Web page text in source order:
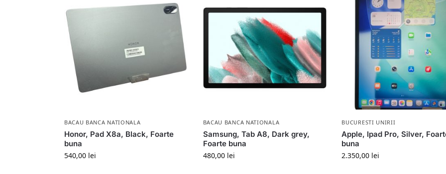
BACAU BANCA NATIONALA
Honor, Pad X8a, Black, Foarte
buna
540,00 lei
BACAU BANCA NATIONALA
Samsung, Tab A8, Dark grey,
Foarte buna
480,00 lei
BUCURESTI UNIRII
Apple, Ipad Pro, Silver,
buna
2.350,00 lei